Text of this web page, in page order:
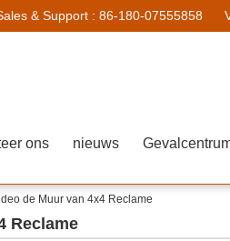
& Support : 86-180-07555858
ons nieuws
de Muur van 4x4 Reclame
Reclame